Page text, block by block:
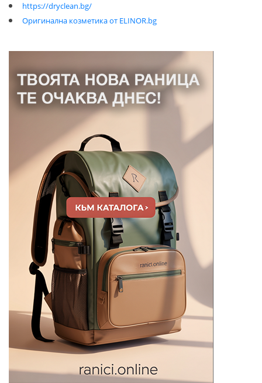
https://dryclean.bg/
Оригинална козметика от ELINOR.bg